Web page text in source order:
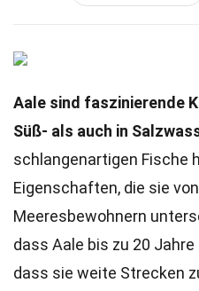
Aale sind faszinierende
Süß- als auch in
schlangenartigen Fische
Eigenschaften, die sie
Meeresbewohnern
dass Aale bis zu 20
dass sie weite Strecken